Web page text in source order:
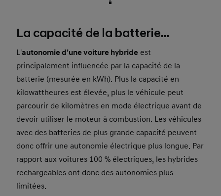
La capacité de la batterie…
L'autonomie d’une voiture hybride est
principalement influencée par la capacité de la
batterie (mesurée en kWh). Plus la capacité en
kilowattheures est élevée, plus le véhicule peut
parcourir de kilomètres en mode électrique avant de
devoir utiliser le moteur à combustion. Les véhicules
avec des batteries de plus grande capacité peuvent
donc offrir une autonomie électrique plus longue. Par
rapport aux voitures 100 % électriques, les hybrides
rechargeables ont donc des autonomies plus
limitées.